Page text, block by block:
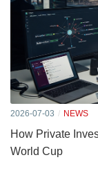
2026-07-03 NEWS
How Private
World Cup